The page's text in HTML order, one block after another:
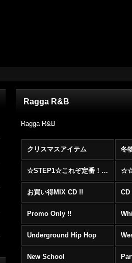
Ragga R&B
Ragga R&B
クリスマスアイテム 冬
☆STEP1☆これぞ定番！！まずはここから！2000年代R&BフロアヒットBest 100 !!!
お買い得MIX CD !!
Promo Only !!
Underground Hip Hop
New School